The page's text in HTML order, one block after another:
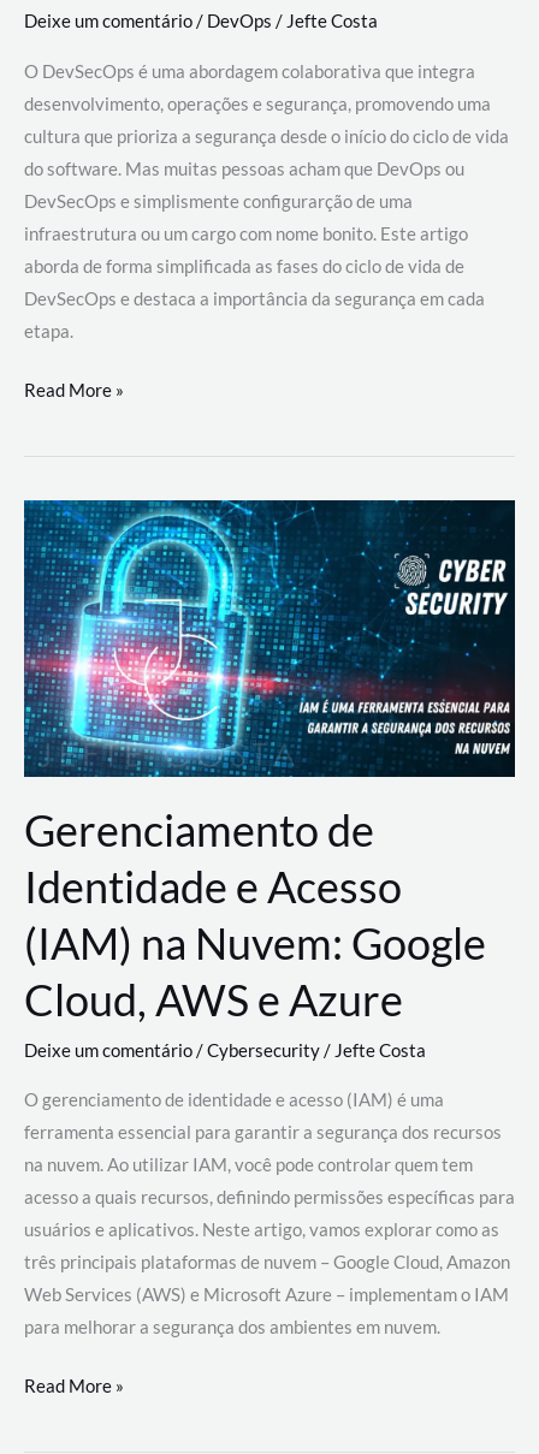
Deixe um comentário/ DevOps /Jefte Costa
O DevSecOps é uma abordagem colaborativa que integra
desenvolvimento, operações e segurança, promovendo uma
cultura que prioriza a segurança desde o início do ciclo de vida
do software. Mas muitas pessoas acham que DevOps ou
DevSecOps e simplismente configurarção de uma
infraestrutura ou um cargo com nome bonito. Este artigo
aborda de forma simplificada as fases do ciclo de vida de
DevSecOps e destaca a importância da segurança em cada
etapa.
DevSecOps
Prática:
Desenvolvimento,
Segurança
e
Operações
Read More »
Gerenciamento de
Identidade e Acesso
(IAM) na Nuvem: Google
Cloud, AWS e Azure
Deixe um comentário/Cybersecurity/ Jefte Costa
O gerenciamento de identidade e acesso (IAM) é uma
ferramenta essencial para garantir a segurança dos recursos
na nuvem. Ao utilizar IAM, você pode controlar quem tem
acesso a quais recursos, definindo permissões específicas para
usuários e aplicativos. Neste artigo, vamos explorar como as
três principais plataformas de nuvem – Google Cloud, Amazon
Web Services (AWS) e Microsoft Azure – implementam o IAM
para melhorar a segurança dos ambientes em nuvem.
Gerenciamento
Read More »